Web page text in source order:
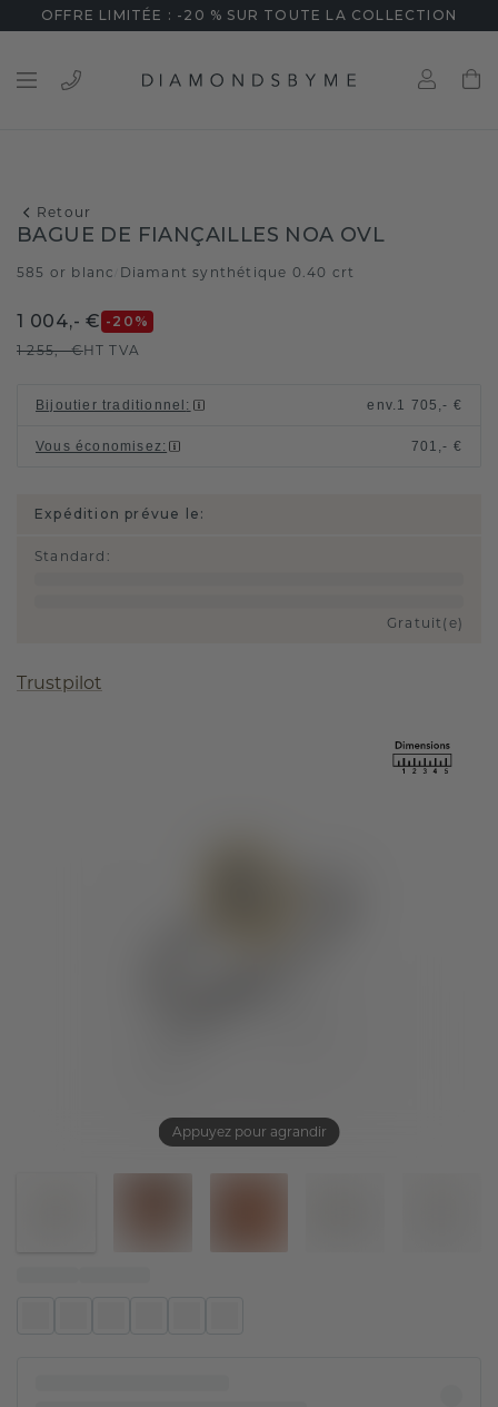
OFFRE LIMITÉE : -20 % SUR TOUTE LA COLLECTION
Retour
Appuyez pour agrandir
BAGUE DE FIANÇAILLES NOA OVL
585 or blanc Diamant synthétique 0.40 crt
1 004,- € -20 %
1 255,- €HT TVA
Bijoutier traditionnel : env. 1 705,- €
Vous économisez: 701,- €
Expédition prévue le:
Standard :
Gratuit(e)
Trustpilot